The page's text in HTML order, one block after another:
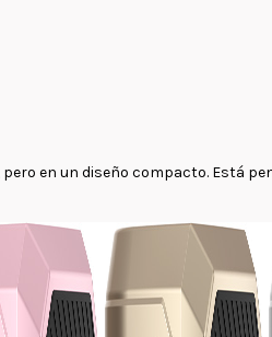
en un diseño compacto. Está